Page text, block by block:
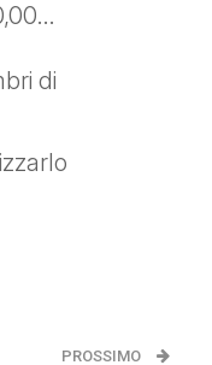
di
PROSSIMO